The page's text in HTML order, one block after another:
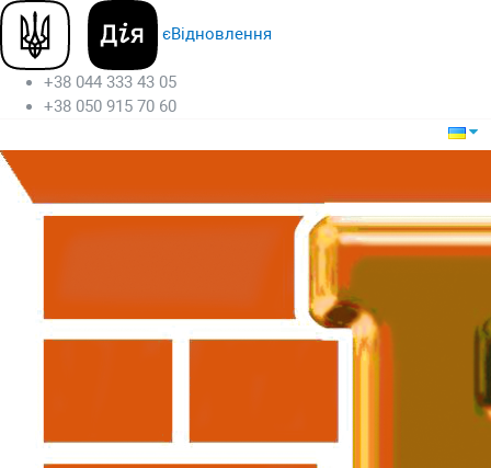
єВідновлення
+38 044 333 43 05
+38 050 915 70 60